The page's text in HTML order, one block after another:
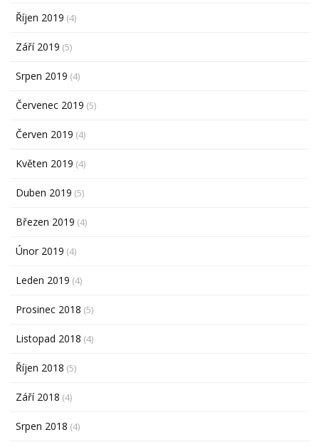
Říjen 2019 (4)
Září 2019 (5)
Srpen 2019 (4)
Červenec 2019 (5)
Červen 2019 (4)
Květen 2019 (4)
Duben 2019 (5)
Březen 2019 (4)
Únor 2019 (4)
Leden 2019 (4)
Prosinec 2018 (5)
Listopad 2018 (4)
Říjen 2018 (5)
Září 2018 (4)
Srpen 2018 (4)